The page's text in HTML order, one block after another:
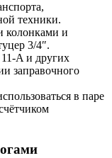
техники.
колонками и
3/4″.
A и других
заправочного
в паре